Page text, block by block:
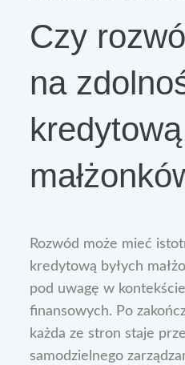
Czy
na
kredytową
Rozwód może mieć
kredytową byłych
pod uwagę w
finansowych. Po
każda ze stron staje
samodzielnego